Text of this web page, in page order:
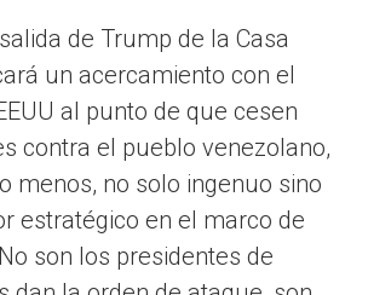
de Trump de la Casa
un acercamiento con el
al punto de que cesen
contra el pueblo venezolano,
menos, no solo ingenuo sino
estratégico en el marco de
son los presidentes de